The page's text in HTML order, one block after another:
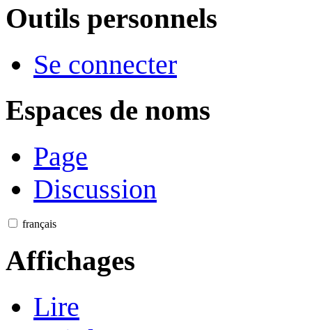
Outils personnels
Se connecter
Espaces de noms
Page
Discussion
français
Affichages
Lire